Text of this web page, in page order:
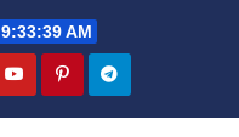
9:33:40 AM